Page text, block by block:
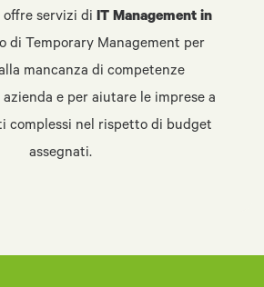
servizi di IT Management in
o di Temporary Management per
mancanza di competenze
e per aiutare le imprese a
complessi nel rispetto di budget
assegnati.